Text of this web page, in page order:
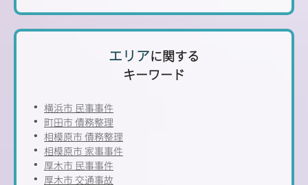
エリアに関する
キーワード
横浜市 民事事件
町田市 債務整理
相模原市 債務整理
相模原市 家事事件
厚木市 民事事件
厚木市 交通事故